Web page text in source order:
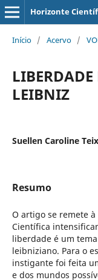
Horizonte
Início / Acervo /
LEIBNIZ
Suellen Caroline
Resumo
O artigo se remete
Científica
liberdade é um
leibniziano. Para o
instigante foi feita
e dos mundos